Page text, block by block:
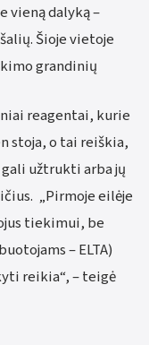
vieną dalyką –
Šioje vietoje
grandinių
reagentai, kurie
stoja, o tai reiškia,
užtrukti arba jų
„Pirmoje eilėje
tiekimui, be
– ELTA)
reikia“, – teigė